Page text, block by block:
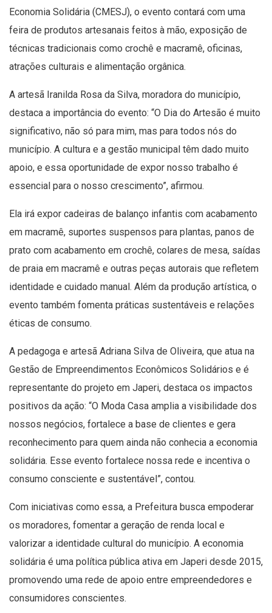
Economia Solidária (CMESJ), o evento contará com uma
feira de produtos artesanais feitos à mão, exposição de
técnicas tradicionais como crochê e macramê, oficinas,
atrações culturais e alimentação orgânica.
A artesã Iranilda Rosa da Silva, moradora do município,
destaca a importância do evento: “O Dia do Artesão é muito
significativo, não só para mim, mas para todos nós do
município. A cultura e a gestão municipal têm dado muito
apoio, e essa oportunidade de expor nosso trabalho é
essencial para o nosso crescimento”, afirmou.
Ela irá expor cadeiras de balanço infantis com acabamento
em macramê, suportes suspensos para plantas, panos de
prato com acabamento em crochê, colares de mesa, saídas
de praia em macramê e outras peças autorais que refletem
identidade e cuidado manual. Além da produção artística, o
evento também fomenta práticas sustentáveis e relações
éticas de consumo.
A pedagoga e artesã Adriana Silva de Oliveira, que atua na
Gestão de Empreendimentos Econômicos Solidários e é
representante do projeto em Japeri, destaca os impactos
positivos da ação: “O Moda Casa amplia a visibilidade dos
nossos negócios, fortalece a base de clientes e gera
reconhecimento para quem ainda não conhecia a economia
solidária. Esse evento fortalece nossa rede e incentiva o
consumo consciente e sustentável”, contou.
Com iniciativas como essa, a Prefeitura busca empoderar
os moradores, fomentar a geração de renda local e
valorizar a identidade cultural do município. A economia
solidária é uma política pública ativa em Japeri desde 2015,
promovendo uma rede de apoio entre empreendedores e
consumidores conscientes.